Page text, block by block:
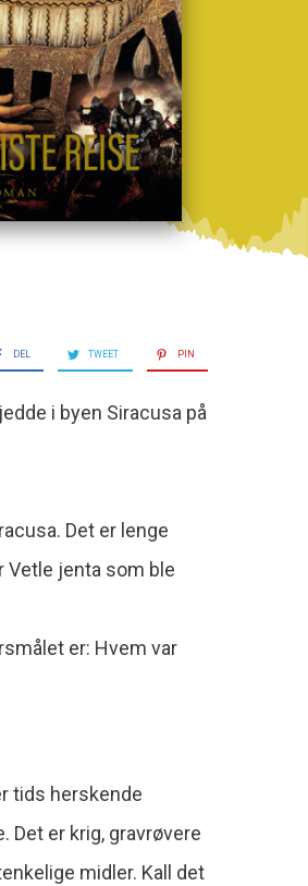
DEL TWEET PIN
i byen Siracusa på
Det er lenge
Vetle jenta som ble
er: Hvem var
tids herskende
Det er krig, gravrøvere
midler. Kall det